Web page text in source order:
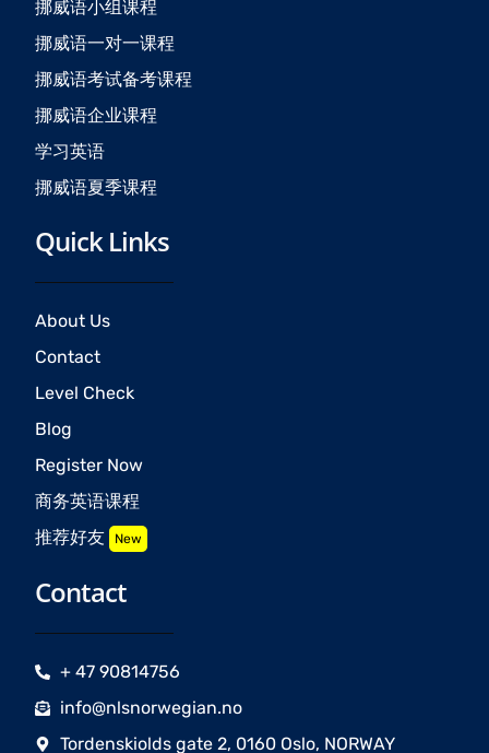
k
a
m
挪威语小组课程
挪威语一对一课程
挪威语考试备考课程
挪威语企业课程
学习英语
挪威语夏季课程
Quick Links
About Us
Contact
Level Check
Blog
Register Now
商务英语课程
推荐好友 New
Contact
+ 47 90814756
info@nlsnorwegian.no
Tordenskiolds gate 2, 0160 Oslo, NORWAY